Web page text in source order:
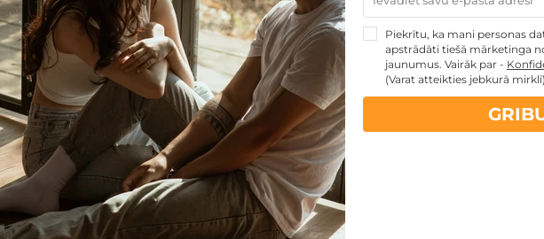
Apraksts Kontakti Noteikumi
dāvanu kartes piedāvājumi:
dāvanu kartes TOP piedāvājumus
Piekrītu, ka mani personas
apstrādāti tiešā mārketinga
jaunumus. Vairāk par -
(Varat atteikties jebkurā mirklī)